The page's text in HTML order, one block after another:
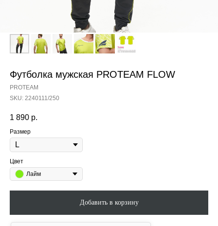
Футболка мужская PROTEAM FLOW
PROTEAM
SKU: 2240111/250
1 890 р.
Размер
Цвет
Лайм
Добавить в корзину